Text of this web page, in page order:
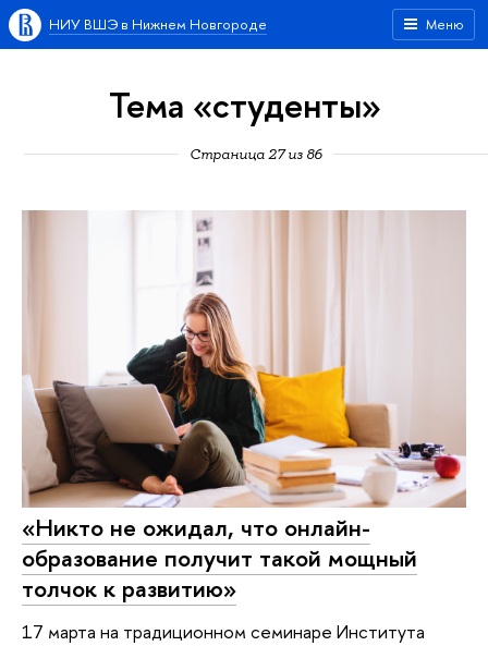
Меню
НИУ ВШЭ в Нижнем Новгороде
Тема «студенты»
Страница 27 из 86
«Никто не ожидал, что онлайн-
образование получит такой мощный
толчок к развитию»
17 марта на традиционном семинаре Института